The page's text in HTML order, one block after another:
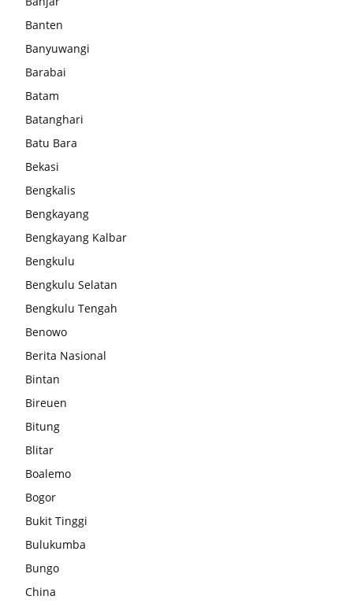
Banten
Banyuwangi
Barabai
Batam
Batanghari
Batu Bara
Bekasi
Bengkalis
Bengkayang
Bengkayang Kalbar
Bengkulu
Bengkulu Selatan
Bengkulu Tengah
Benowo
Berita Nasional
Bintan
Bireuen
Bitung
Blitar
Boalemo
Bogor
Bukit Tinggi
Bulukumba
Bungo
China